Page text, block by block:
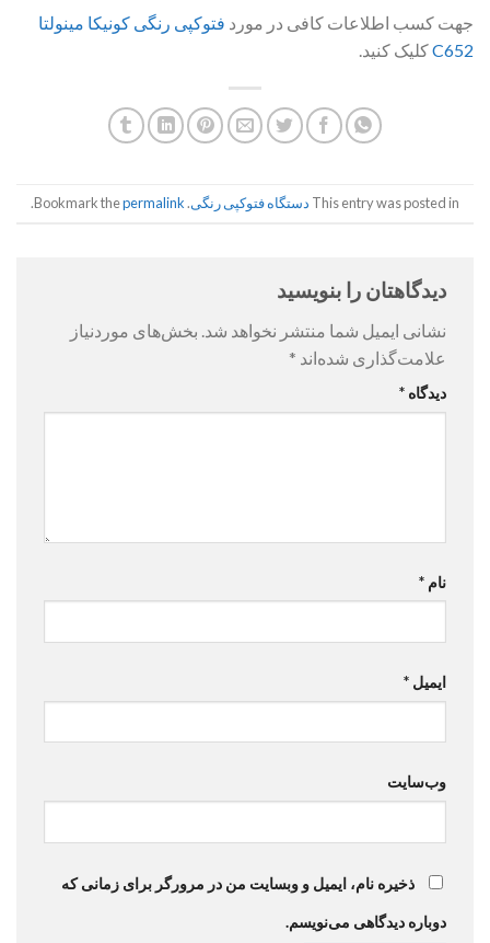
جهت کسب اطلاعات کافی در مورد فتوکپی رنگی کونیکا مینولتا
C652کلیک کنید.
This entry was posted in دستگاه فتوکپی رنگی. Bookmark the
permalink
.
دیدگاهتان را بنویسید
نشانی ایمیل شما منتشر نخواهد شد. بخش‌های موردنیاز
علامت‌گذاری شده‌اند *
دیدگاه *
نام *
ایمیل *
وب‌سایت
ذخیره نام، ایمیل و وبسایت من در مرورگر برای زمانی که
دوباره دیدگاهی می‌نویسم.